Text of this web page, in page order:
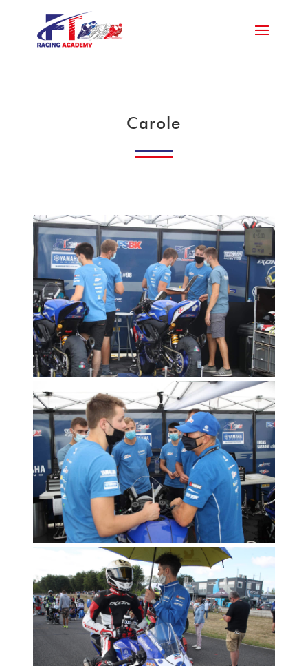
Carole